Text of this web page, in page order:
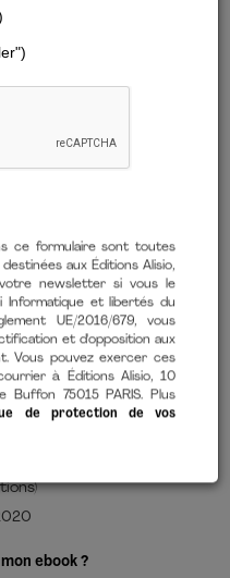
un extrait
positifs
ebook ?
ce formulaire sont toutes
aux Éditions Alisio,
newsletter si vous le
Informatique et libertés du
UE/2016/679, vous
et d'opposition aux
Vous pouvez exercer ces
à Éditions Alisio, 10
75015 PARIS. Plus